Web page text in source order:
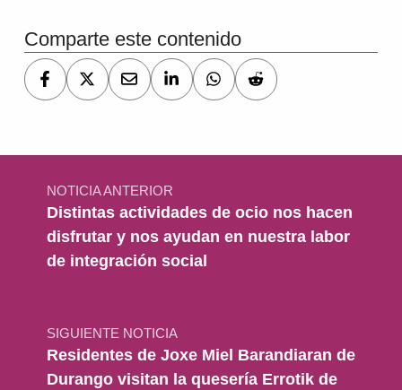
Comparte este contenido
Navegación de entradas
NOTICIA ANTERIOR
Distintas actividades de ocio nos hacen
disfrutar y nos ayudan en nuestra labor
de integración social
SIGUIENTE NOTICIA
Residentes de Joxe Miel Barandiaran de
Durango visitan la quesería Errotik de